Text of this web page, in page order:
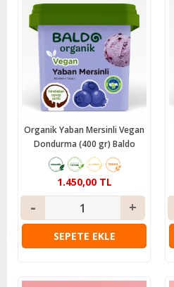
Organik Yaban Mersinli Vegan
Dondurma (400 gr) Baldo
1.450,00 TL
SEPETE EKLE